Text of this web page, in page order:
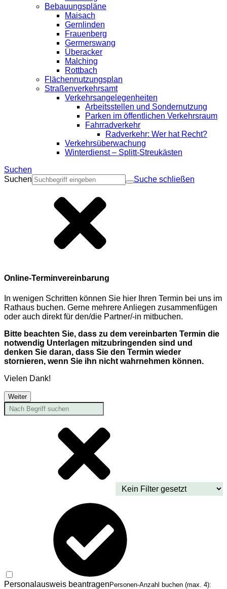
Bebauungspläne
Maisach
Gernlinden
Frauenberg
Germerswang
Überacker
Malching
Rottbach
Flächennutzungsplan
Straßenverkehrsamt
Verkehrsangelegenheiten
Arbeitsstellen und Sondernutzung
Parken im öffentlichen Verkehrsraum
Fahrradverkehr
Radverkehr: Wer hat Recht?
Verkehrsüberwachung
Winterdienst – Splitt-Streukästen
Suchen
Suchen
Suche schließen
Online-Terminvereinbarung
In wenigen Schritten können Sie hier Ihren Termin bei uns im
Rathaus buchen. Gerne mehrere Anliegen zusammenfügen
oder auch direkt für den/die Partner/-in mitbuchen.
Bitte beachten Sie, dass zu dem vereinbarten Termin die
notwendig Unterlagen mitzubringenden sind und
denken Sie daran, dass Sie den Termin wieder
stornieren, wenn Sie ihn nicht wahrnehmen können.
Vielen Dank!
Weiter
Personalausweis beantragenPersonen-Anzahl buchen (max. 4):